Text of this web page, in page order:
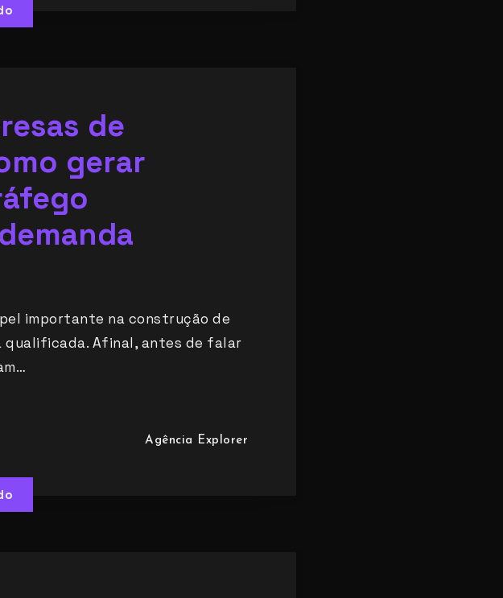
de
gerar
importante na construção de
qualificada. Afinal, antes de falar
Agência Explorer